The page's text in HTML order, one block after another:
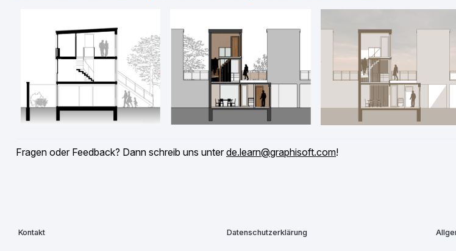
Fragen oder Feedback? Dann schreib uns unterde.learn@graphisoft.com!
Kontakt Datenschutzerklärung